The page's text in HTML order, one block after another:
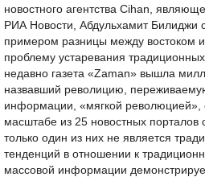
новостного агентства Cihan,
РИА Новости, Абдульхамит Билиджи
примером разницы между востоком
проблему устаревания
недавно газета «Zaman» вышла
назвавший револицию,
информации, «мягкой революцией»,
масштабе из 25 новостных
только один из них не является
тенденций в отношении к
массовой информации